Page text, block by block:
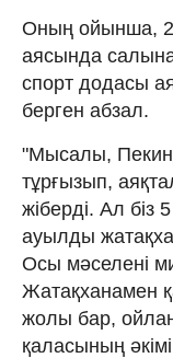
Оның ойынша,
аясында
спорт додасы
берген абзал.
"Мысалы,
тұрғызып,
жіберді. Ал
ауылды
Осы мәселені
Жатақханамен
жолы бар,
қаласының